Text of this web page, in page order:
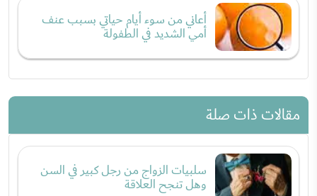
أعاني من سوء أيام حياتي بسبب عنف
أمي الشديد في الطفولة
مقالات ذات صلة
سلبيات الزواج من رجل كبير في السن
وهل تنجح العلاقة